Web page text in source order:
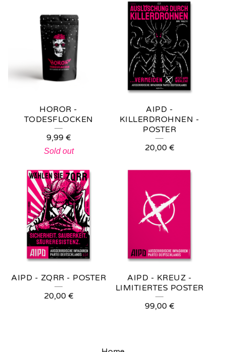
HOROR -
TODESFLOCKEN
9,99 €
Sold out
AIPD -
KILLERDROHNEN -
POSTER
20,00 €
AIPD - ZQRR - POSTER
20,00 €
AIPD - KREUZ -
LIMITIERTES POSTER
99,00 €